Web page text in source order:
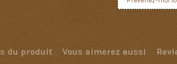
du produit Vous aimerez aussi